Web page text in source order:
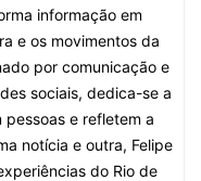
informação em
e os movimentos da
por comunicação e
sociais, dedica-se a
e refletem a
notícia e outra, Felipe
do Rio de